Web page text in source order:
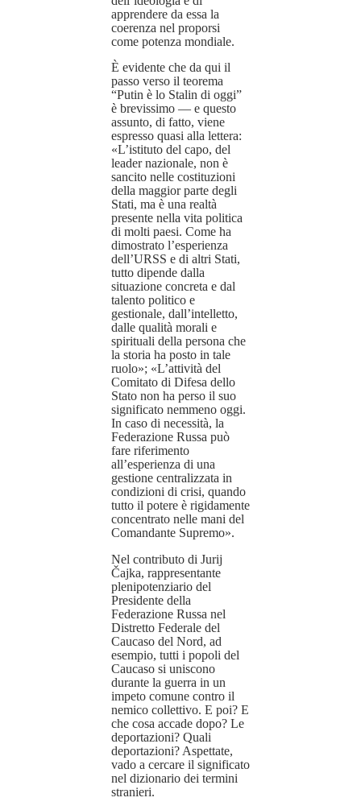
apprendere da essa la
coerenza nel proporsi
come potenza mondiale.
È evidente che da qui il
passo verso il teorema
“Putin è lo Stalin di oggi”
è brevissimo — e questo
assunto, di fatto, viene
espresso quasi alla lettera:
«L’istituto del capo, del
leader nazionale, non è
sancito nelle costituzioni
della maggior parte degli
Stati, ma è una realtà
presente nella vita politica
di molti paesi. Come ha
dimostrato l’esperienza
dell’URSS e di altri Stati,
tutto dipende dalla
situazione concreta e dal
talento politico e
gestionale, dall’intelletto,
dalle qualità morali e
spirituali della persona che
la storia ha posto in tale
ruolo»; «L’attività del
Comitato di Difesa dello
Stato non ha perso il suo
significato nemmeno oggi.
In caso di necessità, la
Federazione Russa può
fare riferimento
all’esperienza di una
gestione centralizzata in
condizioni di crisi, quando
tutto il potere è rigidamente
concentrato nelle mani del
Comandante Supremo».
Nel contributo di Jurij
Čajka, rappresentante
plenipotenziario del
Presidente della
Federazione Russa nel
Distretto Federale del
Caucaso del Nord, ad
esempio, tutti i popoli del
Caucaso si uniscono
durante la guerra in un
impeto comune contro il
nemico collettivo. E poi? E
che cosa accade dopo? Le
deportazioni? Quali
deportazioni? Aspettate,
vado a cercare il significato
nel dizionario dei termini
stranieri.